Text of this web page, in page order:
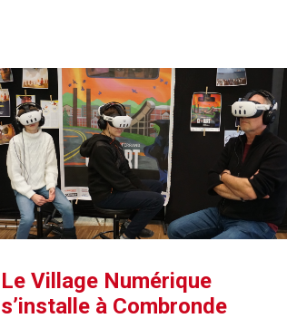
Le Village Numérique
s’installe à Combronde